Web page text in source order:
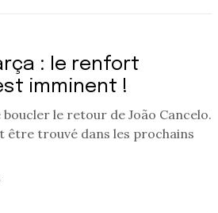
: le renfort
imminent !
le retour de João Cancelo.
trouvé dans les prochains